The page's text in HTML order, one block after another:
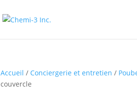
Accueil / Conciergerie et entretien /
couvercle